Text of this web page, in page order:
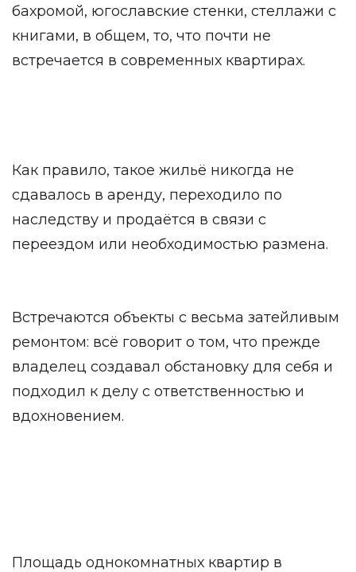
бахромой, югославские стенки, стеллажи с
книгами, в общем, то, что почти не
встречается в современных квартирах.
Как правило, такое жильё никогда не
сдавалось в аренду, переходило по
наследству и продаётся в связи с
переездом или необходимостью размена.
Встречаются объекты с весьма затейливым
ремонтом: всё говорит о том, что прежде
владелец создавал обстановку для себя и
подходил к делу с ответственностью и
вдохновением.
Площадь однокомнатных квартир в